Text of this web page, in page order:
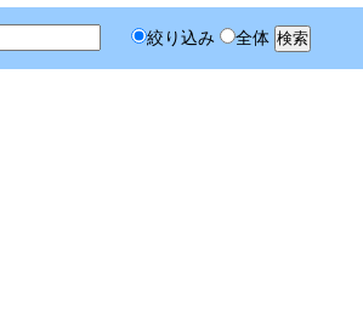
絞り込み 全体